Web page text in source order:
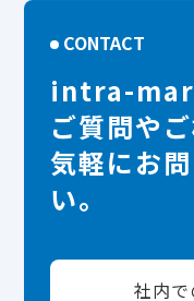
CONTACT
intra-
ご質問や
気軽にお
い。
社内で